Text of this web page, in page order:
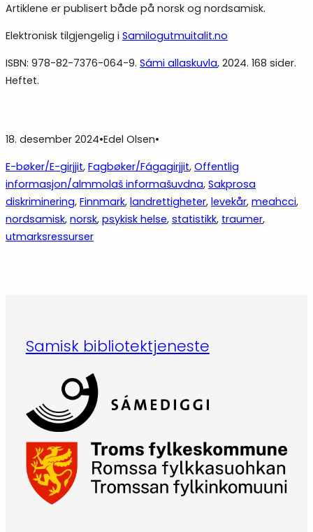
Artiklene er publisert både på norsk og nordsamisk.
Elektronisk tilgjengelig i Samilogutmuitalit.no
ISBN: 978-82-7376-064-9. Sámi allaskuvla, 2024. 168 sider.
Heftet.
18. desember 2024•Edel Olsen•
E-bøker/E-girjjit, Fagbøker/Fágagirjjit, Offentlig
informasjon/almmolaš informašuvdna, Sakprosa
diskriminering, Finnmark, landrettigheter, levekår, meahcci
nordsamisk, norsk, psykisk helse, statistikk, traumer
utmarksressurser
Samisk bibliotektjeneste